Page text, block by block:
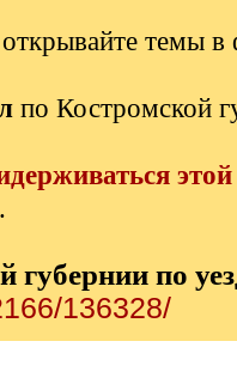
темы
по Костромской
.
губернии по
136328/